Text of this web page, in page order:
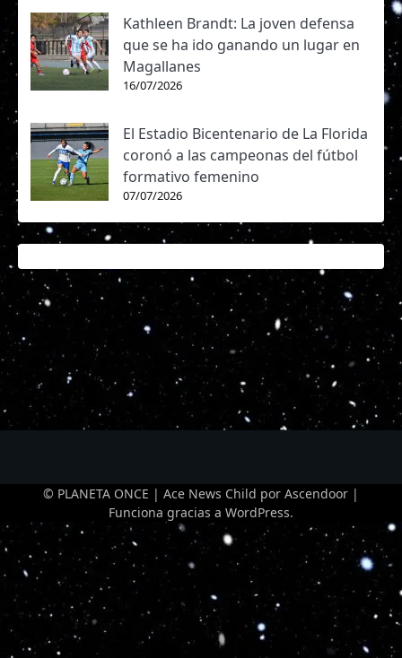
Kathleen Brandt: La joven defensa
que se ha ido ganando un lugar en
Magallanes
16/07/2026
El Estadio Bicentenario de La Florida
coronó a las campeonas del fútbol
formativo femenino
07/07/2026
© PLANETA ONCE | Ace News Child por Ascendoor |
Funciona gracias a WordPress.